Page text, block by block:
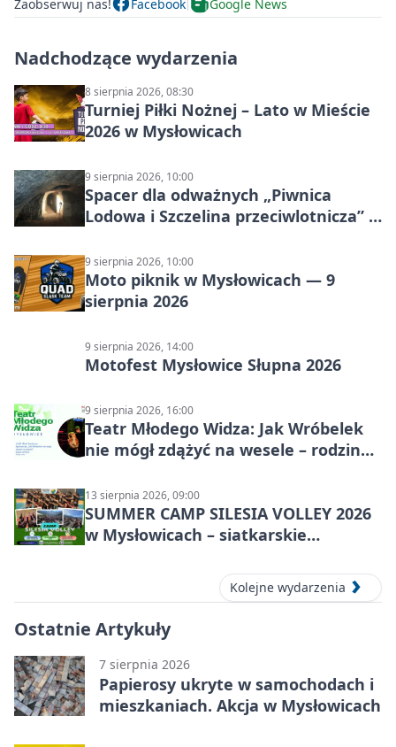
Zaobserwuj nas! Facebook Google News
Nadchodzące wydarzenia
8 sierpnia 2026, 08:30
Turniej Piłki Nożnej – Lato w Mieście
2026 w Mysłowicach
9 sierpnia 2026, 10:00
Spacer dla odważnych „Piwnica
Lodowa i Szczelina przeciwlotnicza” –
9 sierpnia 2026, 10:00
Moto piknik w Mysłowicach — 9
sierpnia 2026
9 sierpnia 2026, 14:00
Motofest Mysłowice Słupna 2026
9 sierpnia 2026, 16:00
Teatr Młodego Widza: Jak Wróbelek
nie mógł zdążyć na wesele – rodzinny
13 sierpnia 2026, 09:00
SUMMER CAMP SILESIA VOLLEY 2026
w Mysłowicach – siatkarskie
Kolejne wydarzenia
Ostatnie Artykuły
7 sierpnia 2026
Papierosy ukryte w samochodach i
mieszkaniach. Akcja w Mysłowicach